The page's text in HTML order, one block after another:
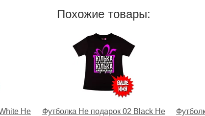
Похожие товары:
Не
Футболка Не подарок 02 Black Не